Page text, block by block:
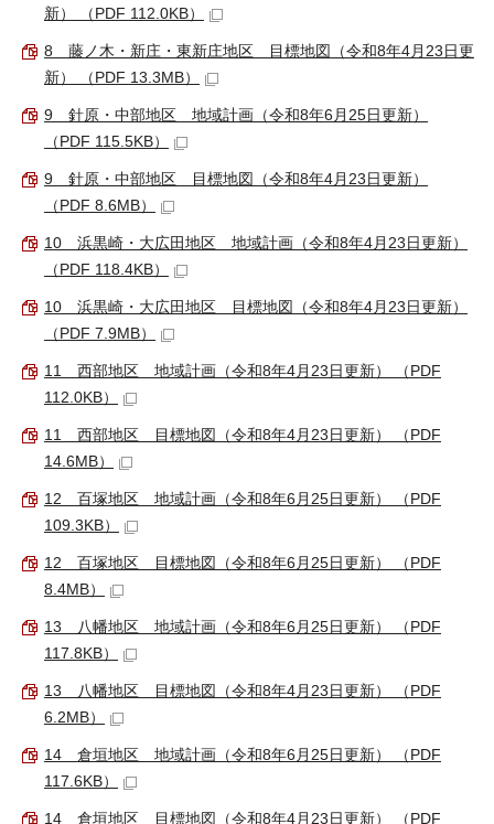
新） （PDF 112.0KB）
8 藤ノ木・新庄・東新庄地区 目標地図（令和8年4月23日更
新） （PDF 13.3MB）
9 針原・中部地区 地域計画（令和8年6月25日更新）
（PDF 115.5KB）
9 針原・中部地区 目標地図（令和8年4月23日更新）
（PDF 8.6MB）
10 浜黒崎・大広田地区 地域計画（令和8年4月23日更新）
（PDF 118.4KB）
10 浜黒崎・大広田地区 目標地図（令和8年4月23日更新）
（PDF 7.9MB）
11 西部地区 地域計画（令和8年4月23日更新） （PDF
112.0KB）
11 西部地区 目標地図（令和8年4月23日更新） （PDF
14.6MB）
12 百塚地区 地域計画（令和8年6月25日更新） （PDF
109.3KB）
12 百塚地区 目標地図（令和8年6月25日更新） （PDF
8.4MB）
13 八幡地区 地域計画（令和8年6月25日更新） （PDF
117.8KB）
13 八幡地区 目標地図（令和8年4月23日更新） （PDF
6.2MB）
14 倉垣地区 地域計画（令和8年6月25日更新） （PDF
117.6KB）
14 倉垣地区 目標地図（令和8年4月23日更新） （PDF